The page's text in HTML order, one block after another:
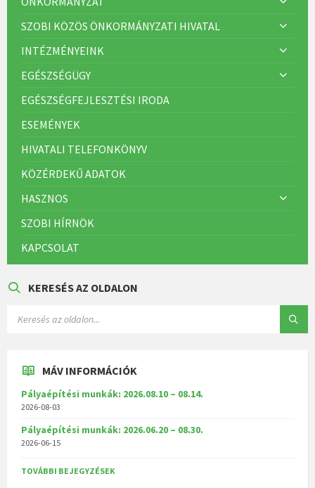
SZOBI KÖZÖS ÖNKORMÁNYZATI HIVATAL
INTÉZMÉNYEINK
EGÉSZSÉGÜGY
EGÉSZSÉGFEJLESZTÉSI IRODA
ESEMÉNYEK
HIVATALI TELEFONKÖNYV
KÖZÉRDEKŰ ADATOK
HASZNOS
SZOBI HÍRNÖK
KAPCSOLAT
KERESÉS AZ OLDALON
MÁV INFORMÁCIÓK
Pályaépítési munkák: 2026.08.10 – 08.14.
2026-08-03
Pályaépítési munkák: 2026.06.20 – 08.30.
2026-06-15
TOVÁBBI BEJEGYZÉSEK